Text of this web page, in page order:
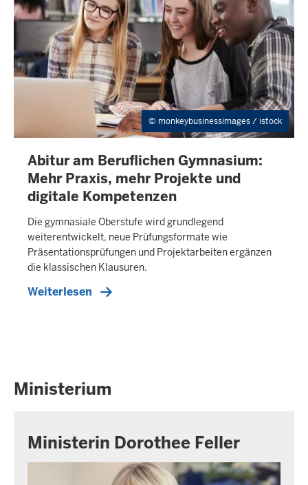
monkeybusinessimages / istock
I
N
H
A
T
S
S
E
T
Abitur am Beruflichen Gymnasium:
Mehr Praxis, mehr Projekte und
digitale Kompetenzen
Die gymnasiale Oberstufe wird grundlegend
weiterentwickelt, neue Prüfungsformate wie
Präsentationsprüfungen und Projektarbeiten ergänzen
die klassischen Klausuren.
Weiterlesen
Ministerium
Ministerin Dorothee Feller